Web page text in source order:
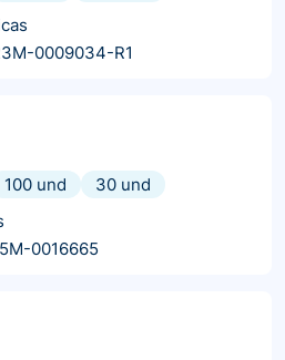
0009034-R1
100 und
30 und
0016665